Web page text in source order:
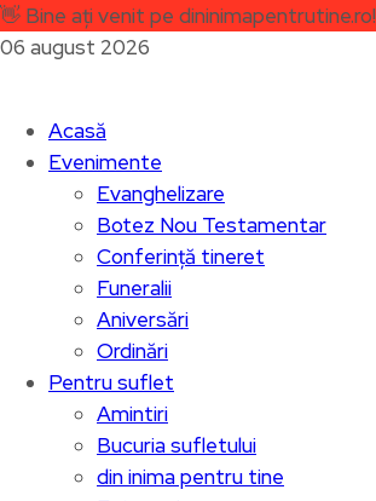
👋 Bine ați venit pe dininimapentrutine.ro!
06 august 2026
Acasă
Evenimente
Evanghelizare
Botez Nou Testamentar
Conferință tineret
Funeralii
Aniversări
Ordinări
Pentru suflet
Amintiri
Bucuria sufletului
din inima pentru tine